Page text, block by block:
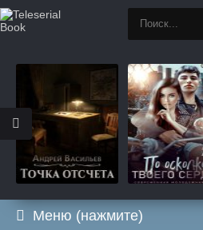
Меню (нажмите)